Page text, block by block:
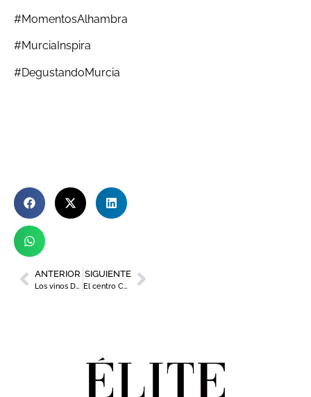
#MomentosAlhambra
#MurciaInspira
#DegustandoMurcia
ANTERIOR
Los vinos DOP Jumilla estrenan contraetiqueta
SIGUIENTE
El centro Comercial Thader celebra la primavera con música y teatro en directo